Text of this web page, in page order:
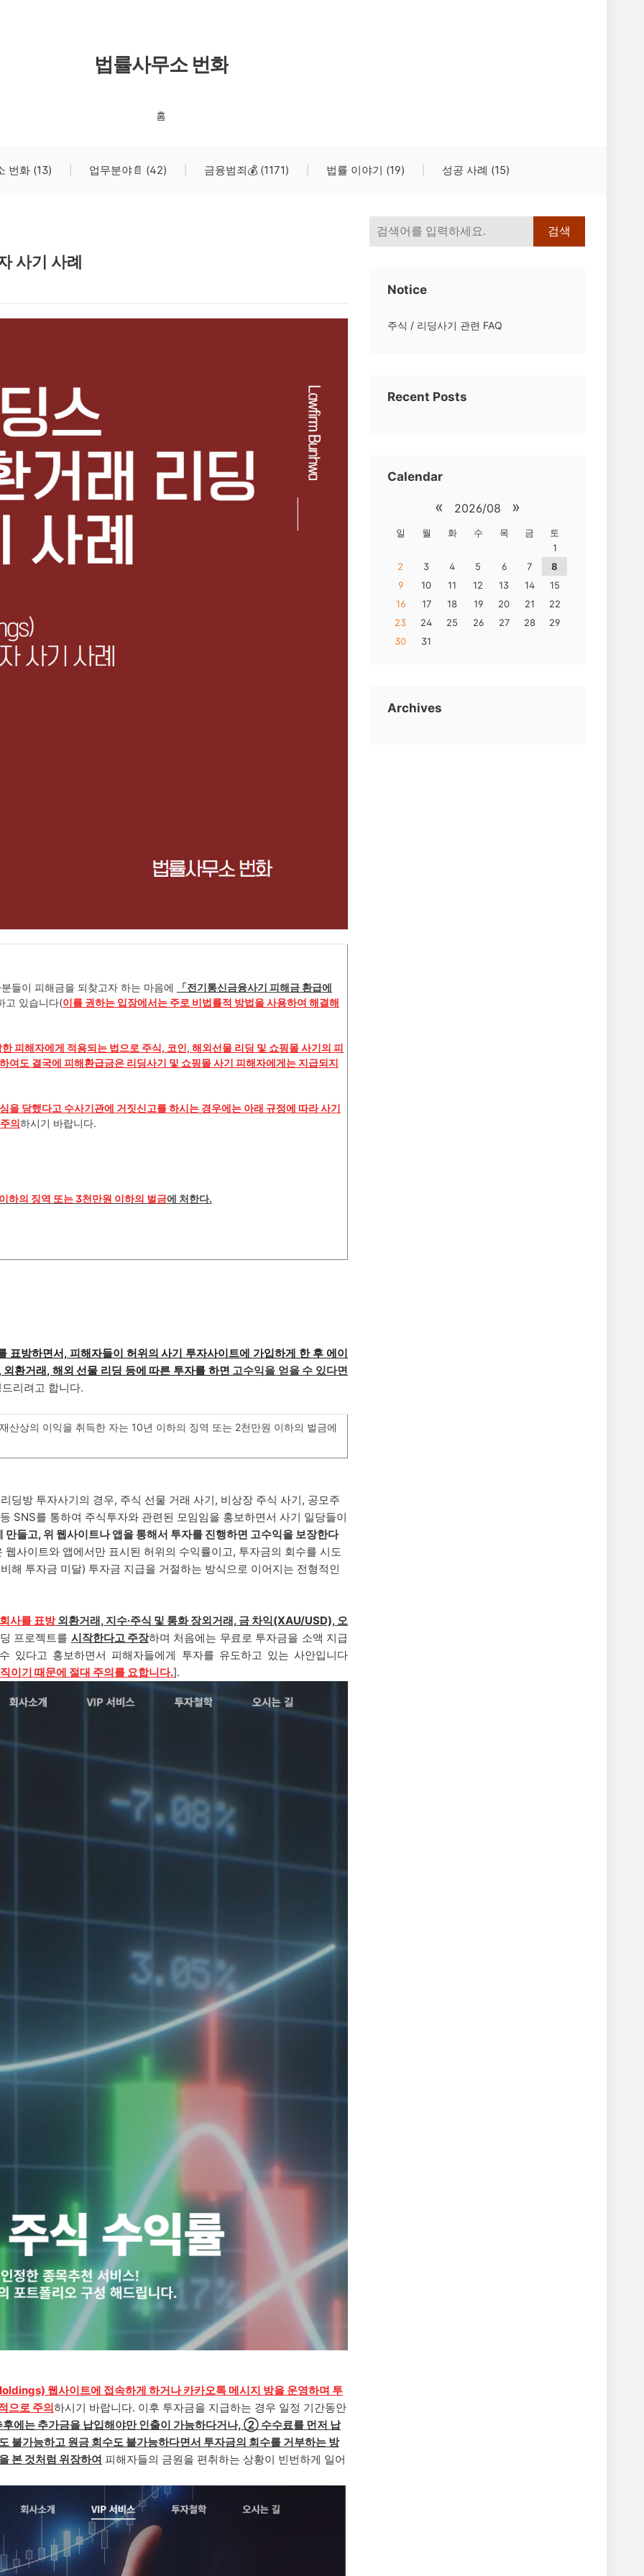
법률사무소 번화
홈
번화 (13) 업무분야📄 (42) 금융범죄💰 (1171) 법률 이야기 (19) 성공 사례 (15)
검색
Notice
주식 / 리딩사기 관련 FAQ
Recent Posts
Calendar
« 2026/08 »
일 월 화 수 목 금
토
1
2
3 4 5 6 7
8
9
10 11 12 13 14
15
16
17 18 19 20 21
22
23
24 25 26 27 28
29
30
31
Archives
사기 사례
들이 피해금을 되찾고자 하는 마음에 「전기통신금융사기 피해금 환급에
고 있습니다(이를 권하는 입장에서는 주로 비법률적 방법을 사용하여 해결해
피해자에게 적용되는 법으로 주식, 코인, 해외선물 리딩 및 쇼핑몰 사기의 피
여도 결국에 피해환급금은 리딩사기 및 쇼핑몰 사기 피해자에게는 지급되지
을 당했다고 수사기관에 거짓신고를 하시는 경우에는 아래 규정에 따라 사기
의하시기 바랍니다.
하의 징역 또는 3천만원 이하의 벌금에 처한다.
표방하면서, 피해자들이 허위의 사기 투자사이트에 가입하게 한 후에이
환거래, 해외 선물 리딩 등에 따른 투자를 하면 고수익을 얻을 수 있다면
리려고 합니다.
상의 이익을 취득한 자는 10년 이하의 징역 또는 2천만원 이하의 벌금에
딩방 투자사기의 경우, 주식 선물 거래 사기, 비상장 주식 사기, 공모주
SNS를 통하여 주식투자와 관련된 모임임을 홍보하면서 사기 일당들이
들고, 위 웹사이트나 앱을 통해서 투자를 진행하면 고수익을 보장한다
사이트와 앱에서만 표시된 허위의 수익률이고, 투자금의 회수를 시도
해 투자금 미달) 투자금 지급을 거절하는 방식으로 이어지는 전형적인
사를 표방 외환거래, 지수·주식 및 통화 장외거래, 금 차익(XAU/USD), 오
프로젝트를 시작한다고 주장하며 처음에는 무료로 투자금을 소액 지급
있다고 홍보하면서 피해자들에게 투자를 유도하고 있는 사안입니다
이기 때문에 절대 주의를 요합니다.].
웹사이트에 접속하게 하거나 카카오톡 메시지 방을 운영하며 투
으로 주의하시기 바랍니다. 이후 투자금을 지급하는 경우 일정 기간동안
에는 추가금을 납입해야만 인출이 가능하다거나, ② 수수료를 먼저 납
불가능하고 원금 회수도 불가능하다면서 투자금의 회수를 거부하는 방
본 것처럼 위장하여 피해자들의 금원을 편취하는 상황이 빈번하게 일어